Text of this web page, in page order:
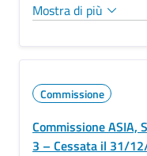
Mostra di più
Commissione
Commissione ASIA,
3 – Cessata il 31/